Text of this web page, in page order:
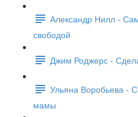
Александр Нилл -
свободой
Джим Роджерс -
Ульяна Воробьева -
мамы